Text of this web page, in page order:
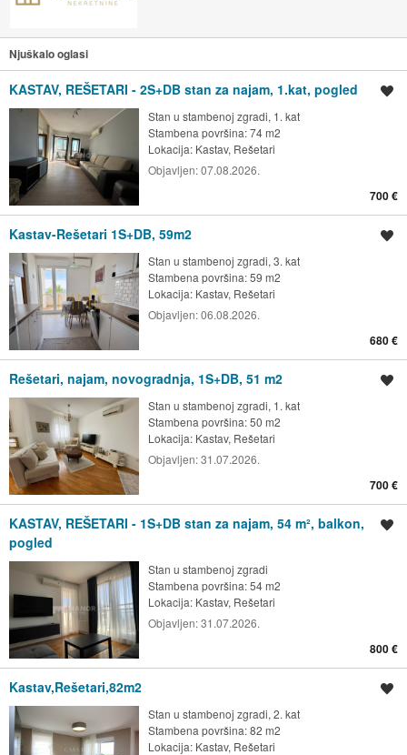
Njuškalo oglasi
KASTAV, REŠETARI - 2S+DB stan za najam, 1.kat, pogled
Stan u stambenoj zgradi, 1. kat
Stambena površina: 74 m2
Lokacija: Kastav, Rešetari
Objavljen:07.08.2026.
700 €
Kastav-Rešetari 1S+DB, 59m2
Stan u stambenoj zgradi, 3. kat
Stambena površina: 59 m2
Lokacija: Kastav, Rešetari
Objavljen:06.08.2026.
680 €
Rešetari, najam, novogradnja, 1S+DB, 51 m2
Stan u stambenoj zgradi, 1. kat
Stambena površina: 50 m2
Lokacija: Kastav, Rešetari
Objavljen:31.07.2026.
700 €
KASTAV, REŠETARI - 1S+DB stan za najam, 54 m², balkon,
pogled
Stan u stambenoj zgradi
Stambena površina: 54 m2
Lokacija: Kastav, Rešetari
Objavljen:31.07.2026.
800 €
Kastav,Rešetari,82m2
Stan u stambenoj zgradi, 2. kat
Stambena površina: 82 m2
Lokacija: Kastav, Rešetari